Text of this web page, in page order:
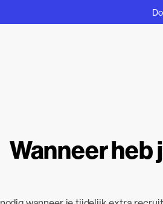
Wanneer